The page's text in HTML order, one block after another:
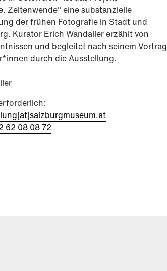
Zeitenwende" eine substanzielle
der frühen Fotografie in Stadt und
Kurator Erich Wandaller erzählt von
und begleitet nach seinem Vortrag
durch die Ausstellung.
62 08 08 72